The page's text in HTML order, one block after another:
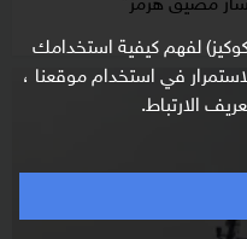
لفهم كيفية استخدامك
في استخدام موقعنا ،
الارتباط.